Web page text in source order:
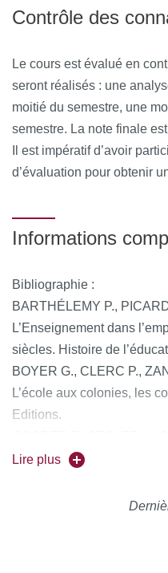
Contrôle des
Le cours est évalué en
seront réalisés : une
moitié du semestre, une
semestre. La note finale
Il est impératif d’avoir
d’évaluation pour obtenir
Informations
Bibliographie :
BARTHÉLEMY P.,
L’Enseignement dans
siècles. Histoire de
BOYER G., CLERC P.,
L’école aux colonies, les
Editions.
colonialisme. Paris : Payot.
noirs de la colonie.
Lire plus